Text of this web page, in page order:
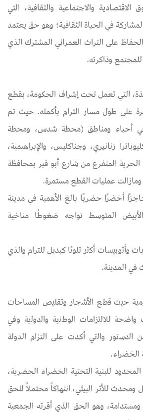
والاجتماعية والثقافية، التي
في الحياة الثقافية؛ وهو حق يعتمد
على التراث العمراني المشترك الذي
وذاكرته.
التي تعمل تحت إشراف الحكومة، بقطع
على طول مسار الترام بأكمله. حيث تم
أحياء ومناطق (محطة شدس، ومحطة
زنانيري، وجناكليس، والإبراهيمية،
المتفرع من شارع أبو قير بمحافظة
عمليات القطع مستمرة.
أخضرًا حضريًا بالغ الأهمية في مدينة
المتوسط تواجه ضغوطًا مناخية
وأﺗوﺑﯾﺳﺎت أﻛﺛر ﺗﻠوﺛﺎ كبديل للترام والذي
المدينة.
ﺣﯾث ﻗطﻊ اﻷﺷﺟﺎر وﺗﻘﻠﯾص اﻟﻣﺳﺎﺣﺎت
ﻟﻼﻟﺗزاﻣﺎت اﻟوطﻧﯾﺔ واﻟدوﻟﯾﺔ وﻓﻲ
اﻟﻣﺎدة (45) ﻣن اﻟدﺳﺗور واﻟﺗﻲ أكدت على التزام الدولة
الخضراء.
للبنية التحتية الخضراء الحضرية،
للأثر البيئي، انتهاكاً محتملاً للحق
وهو الحق الذي أقرته الجمعية